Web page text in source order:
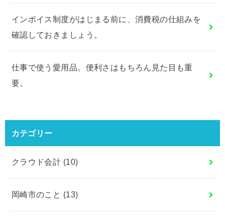
インボイス制度がはじまる前に、消費税の仕組みを
確認しておきましょう。
仕事で使う愛用品。便利さはもちろん見た目も重
要。
カテゴリー
クラウド会計 (10)
岡崎市のこと (13)